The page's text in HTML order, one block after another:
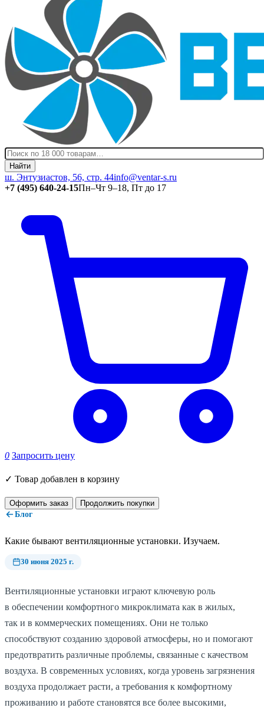
Найти
ш. Энтузиастов, 56, стр. 44info@ventar-s.ru
+7 (495) 640-24-15Пн–Чт 9–18, Пт до 17
0 Запросить цену
✓ Товар добавлен в корзину
Оформить заказ
Продолжить покупки
Блог
Какие бывают вентиляционные установки. Изучаем.
30 июня 2025 г.
Вентиляционные установки играют ключевую роль
в обеспечении комфортного микроклимата как в жилых,
так и в коммерческих помещениях. Они не только
способствуют созданию здоровой атмосферы, но и помогают
предотвратить различные проблемы, связанные с качеством
воздуха. В современных условиях, когда уровень загрязнения
воздуха продолжает расти, а требования к комфортному
проживанию и работе становятся все более высокими,